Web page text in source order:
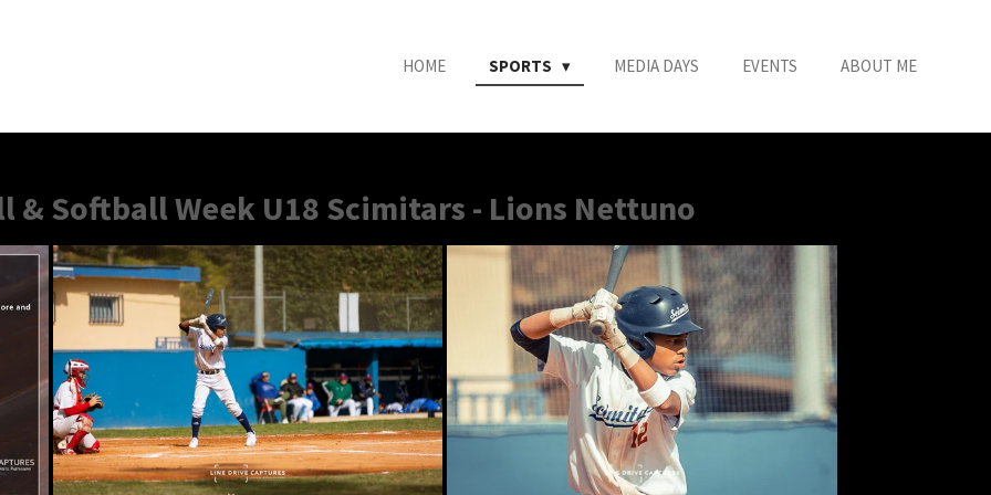
HOME SPORTS MEDIA DAYS EVENTS ABOUT ME
& Softball Week U18 Scimitars - Lions Nettuno